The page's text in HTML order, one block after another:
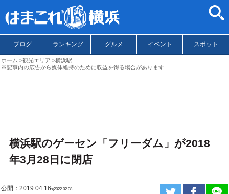
ブログ ランキング グルメ イベント スポット
ホーム 観光エリア
横浜駅
※記事内の広告から媒体維持のために収益を得る場合があります
横浜駅のゲーセン「フリーダム」が2018
年3月28日に閉店
公開：2019.04.16ಇ2022.02.08